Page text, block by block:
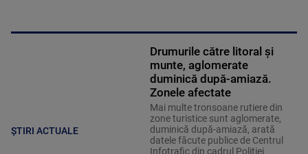
ȘTIRI ACTUALE
Drumurile către litoral și
munte, aglomerate
duminică după-amiază.
Zonele afectate
Mai multe tronsoane rutiere din
zone turistice sunt aglomerate,
duminică după-amiază, arată
datele făcute publice de Centrul
Infotrafic din cadrul Poliţiei